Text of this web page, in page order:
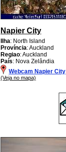
Napier City
Ilha: North Island
Província: Auckland
Regiao: Auckland
País: Nova Zelândia
Webcam Napier City
(Veja no mapa)